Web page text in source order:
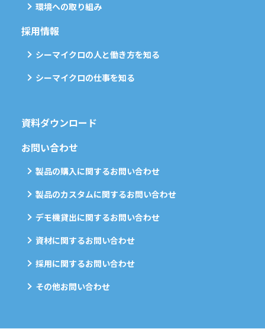
環境への取り組み
採用情報
シーマイクロの人と働き方を知る
シーマイクロの仕事を知る
資料ダウンロード
お問い合わせ
製品の購入に関するお問い合わせ
製品のカスタムに関するお問い合わせ
デモ機貸出に関するお問い合わせ
資材に関するお問い合わせ
採用に関するお問い合わせ
その他お問い合わせ